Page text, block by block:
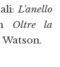
L'anello
Oltre la
Watson.